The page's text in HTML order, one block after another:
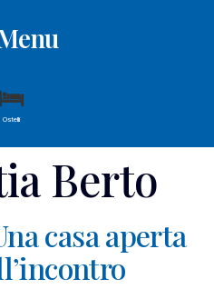
Ostelli
Berto
casa aperta